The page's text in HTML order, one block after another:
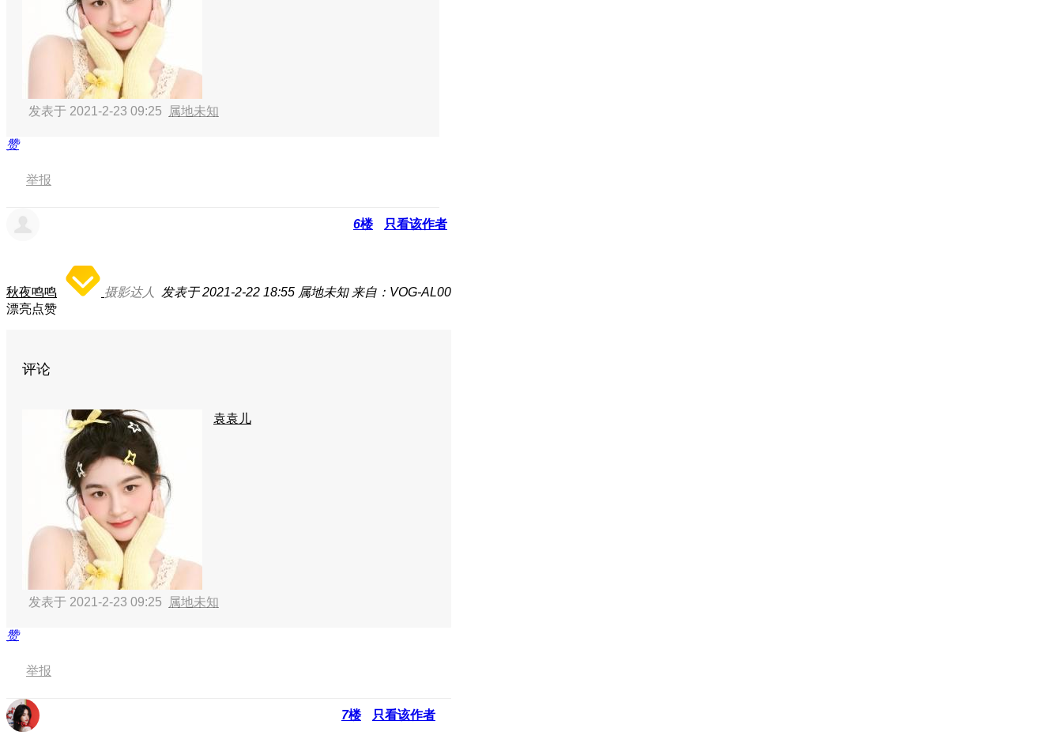
发表于 2021-2-23 09:25 属地未知
赞
举报
6楼 只看该作者
秋夜鸣鸣 摄影达人 发表于 2021-2-22 18:55 属地未知 来自：VOG-AL00
漂亮点赞
评论
袁袁儿
发表于 2021-2-23 09:25 属地未知
赞
举报
7楼 只看该作者